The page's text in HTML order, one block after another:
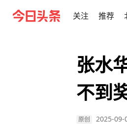
关注 推荐
张水
不到
原创 2025-09-